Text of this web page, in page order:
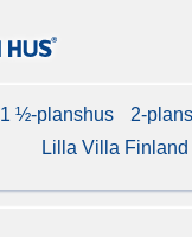
1 ½-planshus 2-
Lilla Villa Finland